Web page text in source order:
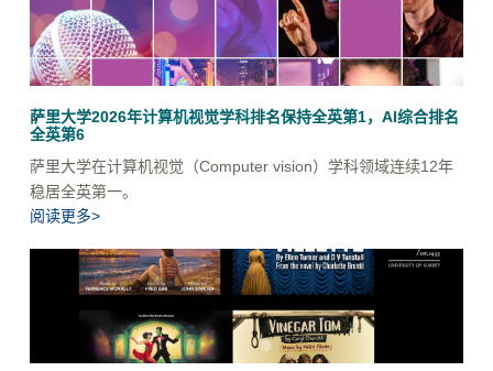
萨里大学2026年计算机视觉学科排名保持全英第1，AI综合排名
全英第6
萨里大学在计算机视觉（Computer vision）学科领域连续12年
稳居全英第一。
阅读更多>